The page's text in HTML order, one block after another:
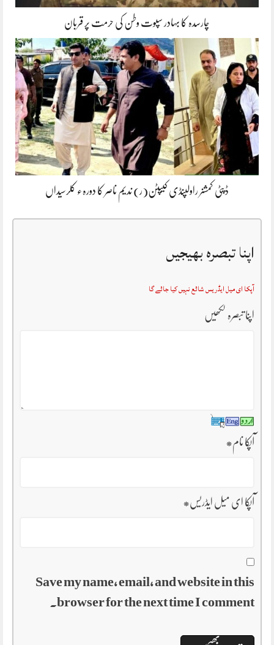
چارسدہ کا بہادر سپوت وطن کی حرمت پر قربان
ڈپٹی کمشنر راولپنڈی کیپٹن(ر) ندیم ناصر کا دورہء کلرسیداں
اپنا تبصرہ بھیجیں
آپکا ای میل ایڈریس شائع نہیں کیا جائے گا
اپنا تبصرہ لکھیں
آپکا نام*
آپکا ای میل ایڈریس*
Save my name, email, and website in this
browser for the next time I comment.